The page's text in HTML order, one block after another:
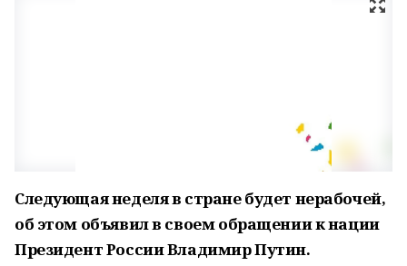
Следующая неделя в стране будет нерабочей,
об этом объявил в своем обращении к нации
Президент России Владимир Путин.